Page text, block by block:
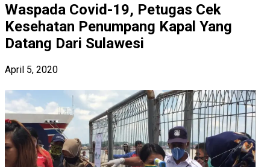
Waspada Covid-19, Petugas Cek
Kesehatan Penumpang Kapal Yang
Datang Dari Sulawesi
April 5, 2020